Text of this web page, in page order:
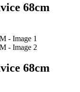
68cm